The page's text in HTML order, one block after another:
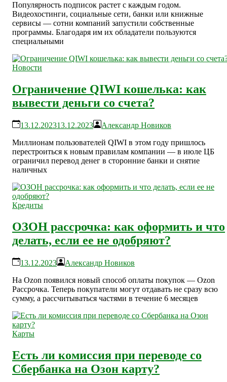
Популярность подписок растет с каждым годом.
Видеохостинги, социальные сети, банки или книжные
сервисы — сотни компаний запустили собственные
программы. Благодаря им их обладатели пользуются
специальными
Новости
Ограничение QIWI кошелька: как
вывести деньги со счета?
13.12.202313.12.2023
Александр Новиков
Миллионам пользователей QIWI в этом году пришлось
перестроиться к новым правилам компании — в июле ЦБ
ограничил перевод денег в сторонние банки и снятие
наличных
Кредиты
ОЗОН рассрочка: как оформить и что
делать, если ее не одобряют?
13.12.2023
Александр Новиков
На Ozon появился новый способ оплаты покупок — Ozon
Рассрочка. Теперь покупатели могут отдавать не сразу всю
сумму, а рассчитываться частями в течение 6 месяцев
Карты
Есть ли комиссия при переводе со
Сбербанка на Озон карту?